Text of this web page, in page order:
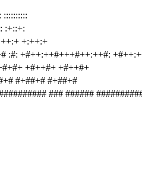
::::::::::
:+::+:
+:++:+
:#: +#++:++#+++#++:++#:
+#++#+ +#++#+
#+##+# #+##+#
### ######